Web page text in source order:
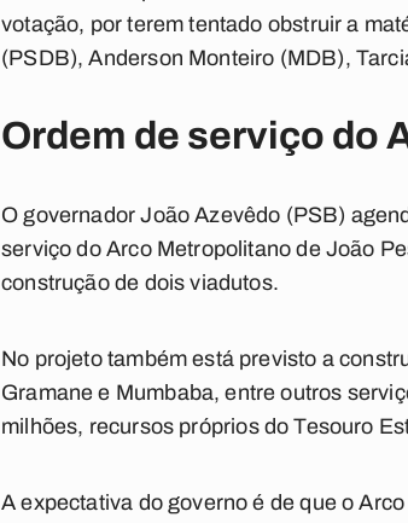
votação, por terem tentado obstruir a
(PSDB), Anderson Monteiro (MDB),
Ordem de serviço do
O governador João Azevêdo (PSB)
serviço do Arco Metropolitano de João
construção de dois viadutos.
No projeto também está previsto a
Gramane e Mumbaba, entre outros
milhões, recursos próprios do Tesouro
A expectativa do governo é de que o